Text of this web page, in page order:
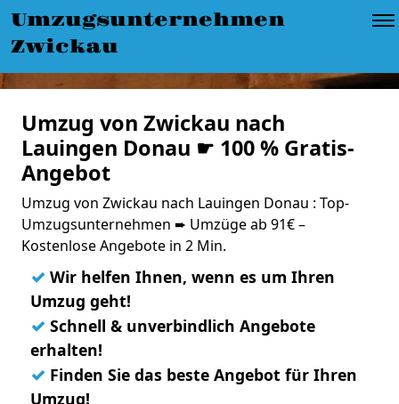
Umzugsunternehmen
Zwickau
Umzug von Zwickau nach
Lauingen Donau ☛ 100 % Gratis-
Angebot
Umzug von Zwickau nach Lauingen Donau : Top-
Umzugsunternehmen ➨ Umzüge ab 91€ –
Kostenlose Angebote in 2 Min.
✓ Wir helfen Ihnen, wenn es um Ihren
Umzug geht!
✓ Schnell & unverbindlich Angebote
erhalten!
✓ Finden Sie das beste Angebot für Ihren
Umzug!